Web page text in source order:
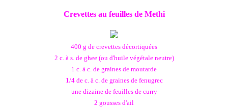
Crevettes au feuilles de Methi
400 g de crevettes décortiquées
2 c. à s. de ghee (ou d'huile végétale neutre)
1 c. à c. de graines de moutarde
1/4 de c. à c. de graines de fenugrec
une dizaine de feuilles de curry
2 gousses d'ail